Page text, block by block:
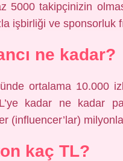
5000 takipçinizin
işbirliği ve sponsorluk
ne kadar?
ortalama 10.000
kadar ne kadar
(influencer’lar)
kaç TL?